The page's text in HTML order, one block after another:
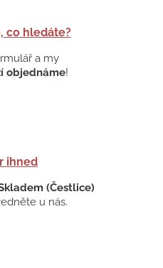
co hledáte?
a my
objednáme!
ihned
(Čestlice)
u nás.